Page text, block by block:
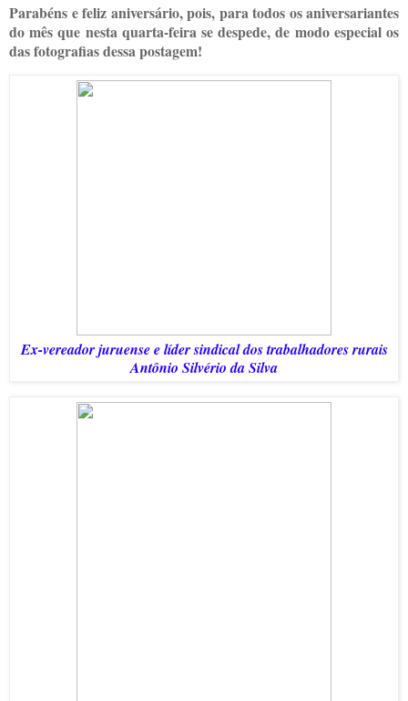
Parabéns e feliz aniversário, pois, para todos os aniversariantes
do mês que nesta quarta-feira se despede, de modo especial os
das fotografias dessa postagem!
Ex-vereador juruense e líder sindical dos trabalhadores rurais
Antônio Silvério da Silva